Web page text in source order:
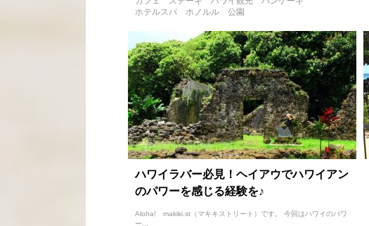
ホテルスパ
ホノルル 公園
ハワイラバー必見！ヘイアウでハワイアン
のパワーを感じる経験を♪
Aloha! makiki.st（マキキストリート）です。 今回はハワイのパワ
ー...